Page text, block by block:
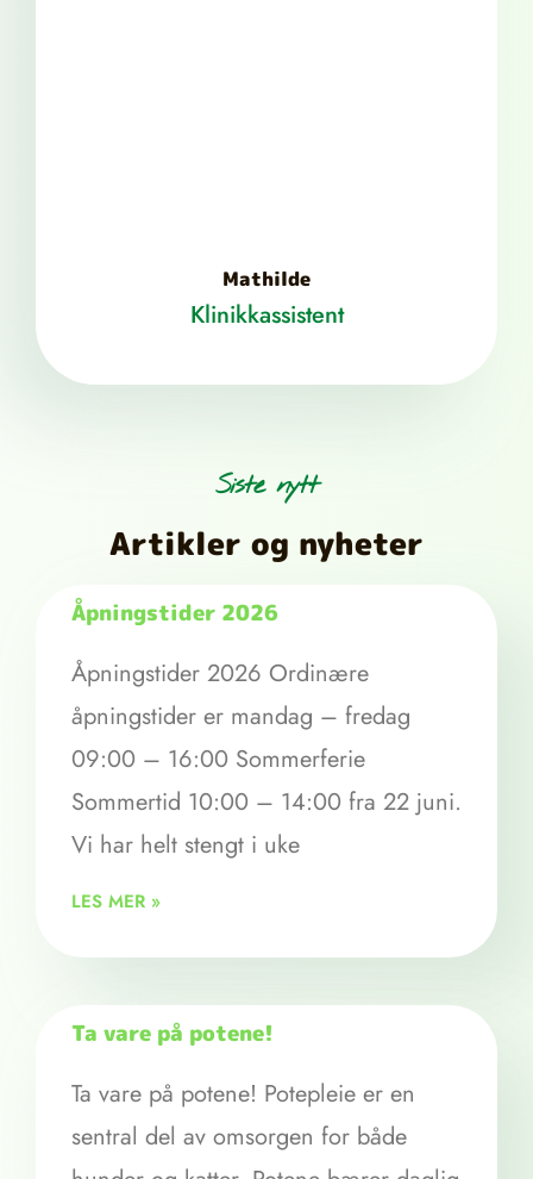
Mathilde
Klinikkassistent
Siste nytt
Artikler og nyheter
Åpningstider 2026
Åpningstider 2026 Ordinære
åpningstider er mandag – fredag
09:00 – 16:00 Sommerferie
Sommertid 10:00 – 14:00 fra 22 juni.
Vi har helt stengt i uke
LES MER »
Ta vare på potene!
Ta vare på potene! Potepleie er en
sentral del av omsorgen for både